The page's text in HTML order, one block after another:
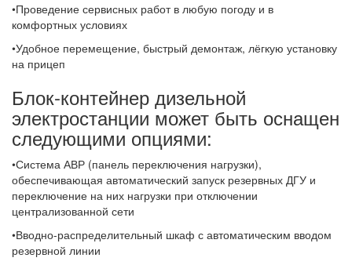
•Проведение сервисных работ в любую погоду и в
комфортных условиях
•Удобное перемещение, быстрый демонтаж, лёгкую установку
на прицеп
Блок-контейнер дизельной
электростанции может быть оснащен
следующими опциями:
•Система АВР (панель переключения нагрузки),
обеспечивающая автоматический запуск резервных ДГУ и
переключение на них нагрузки при отключении
централизованной сети
•Вводно-распределительный шкаф с автоматическим вводом
резервной линии